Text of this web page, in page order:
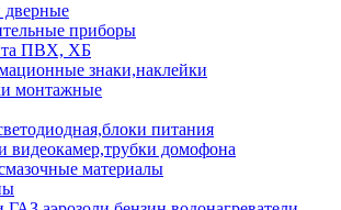
дверные
приборы
ПВХ, ХБ
знаки,наклейки
монтажные
питания
видеокамер,трубки домофона
материалы